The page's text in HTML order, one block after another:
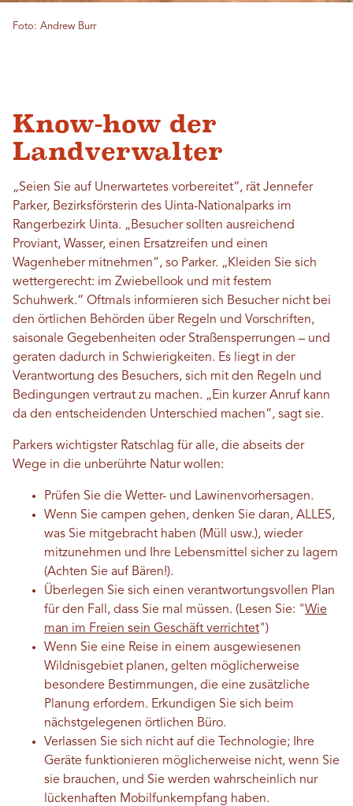
Foto: Andrew Burr
Know-how der
Landverwalter
„Seien Sie auf Unerwartetes vorbereitet“, rät Jennefer
Parker, Bezirksförsterin des Uinta-Nationalparks im
Rangerbezirk Uinta. „Besucher sollten ausreichend
Proviant, Wasser, einen Ersatzreifen und einen
Wagenheber mitnehmen“, so Parker. „Kleiden Sie sich
wettergerecht: im Zwiebellook und mit festem
Schuhwerk.“ Oftmals informieren sich Besucher nicht bei
den örtlichen Behörden über Regeln und Vorschriften,
saisonale Gegebenheiten oder Straßensperrungen – und
geraten dadurch in Schwierigkeiten. Es liegt in der
Verantwortung des Besuchers, sich mit den Regeln und
Bedingungen vertraut zu machen. „Ein kurzer Anruf kann
da den entscheidenden Unterschied machen“, sagt sie.
Parkers wichtigster Ratschlag für alle, die abseits der
Wege in die unberührte Natur wollen:
Prüfen Sie die Wetter- und Lawinenvorhersagen.
Wenn Sie campen gehen, denken Sie daran, ALLES,
was Sie mitgebracht haben (Müll usw.), wieder
mitzunehmen und Ihre Lebensmittel sicher zu lagern
(Achten Sie auf Bären!).
Überlegen Sie sich einen verantwortungsvollen Plan
für den Fall, dass Sie mal müssen. (Lesen Sie: "Wie
man im Freien sein Geschäft verrichtet")
Wenn Sie eine Reise in einem ausgewiesenen
Wildnisgebiet planen, gelten möglicherweise
besondere Bestimmungen, die eine zusätzliche
Planung erfordern. Erkundigen Sie sich beim
nächstgelegenen örtlichen Büro.
Verlassen Sie sich nicht auf die Technologie; Ihre
Geräte funktionieren möglicherweise nicht, wenn Sie
sie brauchen, und Sie werden wahrscheinlich nur
lückenhaften Mobilfunkempfang haben.